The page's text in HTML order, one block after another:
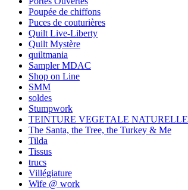
Poupée de chiffons
Puces de couturières
Quilt Live-Liberty
Quilt Mystère
quiltmania
Sampler MDAC
Shop on Line
SMM
soldes
Stumpwork
TEINTURE VEGETALE NATURELLE
The Santa, the Tree, the Turkey & Me
Tilda
Tissus
trucs
Villégiature
Wife @ work